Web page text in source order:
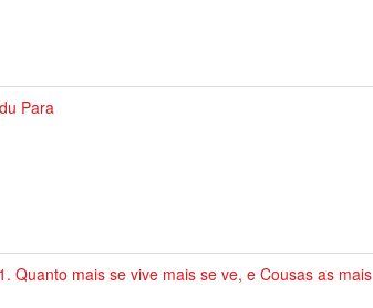
Para
Quanto mais se vive mais se ve, e Cousas as mais